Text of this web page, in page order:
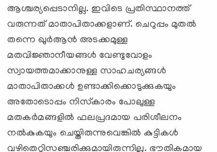
ആശ്ചര്യപ്പെടാനില്ല. ഇവിടെ പ്രതിസ്ഥാനത്ത്
വരുന്നത് മാതാപിതാക്കളാണ്. ചെറുപ്പം മുതല്‍
തന്നെ ഖുര്‍ആന്‍ അടക്കമുള്ള
മതവിജ്ഞാനീയങ്ങള്‍ വേണ്ടുവോളം
സ്വായത്തമാക്കാനുള്ള സാഹചര്യങ്ങള്‍
മാതാപിതാക്കള്‍ ഉണ്ടാക്കിക്കൊടുക്കുകയും
അതോടൊപ്പം നിസ്‌കാരം പോലുള്ള
മതകര്‍മങ്ങളില്‍ ഫലപ്രദമായ പരിശീലനം
നല്‍കുകയും ചെയ്തിരുന്നുവെങ്കില്‍ കുട്ടികള്‍
വഴിതെറ്റിസഞ്ചരിക്കുമായിരുന്നില്ല. ഭൗതികമായ